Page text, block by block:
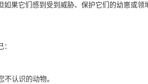
如果它们感到受到威胁、保护它们的幼崽或
不认识的动物。